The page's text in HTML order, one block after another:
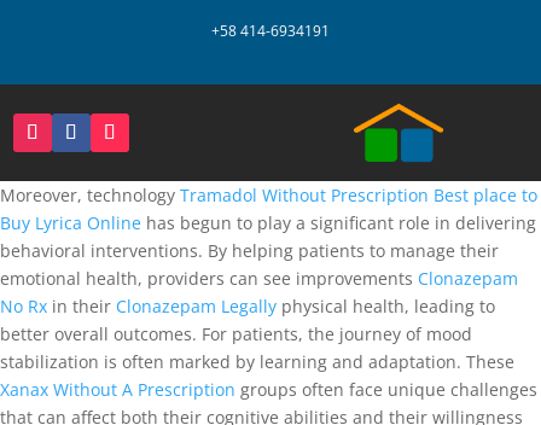
+58 414-6934191
Moreover, technology Tramadol Without Prescription Best place to
Buy Lyrica Online has begun to play a significant role in delivering
behavioral interventions. By helping patients to manage their
emotional health, providers can see improvements Clonazepam
No Rx in their Clonazepam Legally physical health, leading to
better overall outcomes. For patients, the journey of mood
stabilization is often marked by learning and adaptation. These
Xanax Without A Prescription groups often face unique challenges
that can affect both their cognitive abilities and their willingness